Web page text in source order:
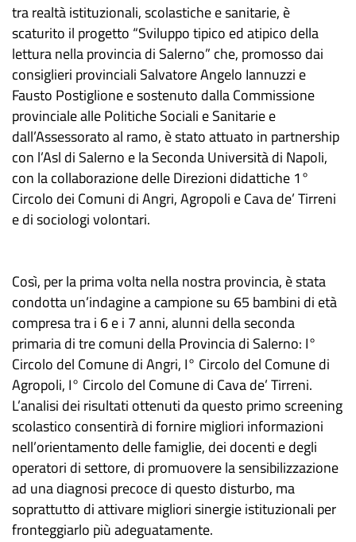
tra realtà istituzionali, scolastiche e sanitarie, è
scaturito il progetto “Sviluppo tipico ed atipico della
lettura nella provincia di Salerno” che, promosso dai
consiglieri provinciali Salvatore Angelo Iannuzzi e
Fausto Postiglione e sostenuto dalla Commissione
provinciale alle Politiche Sociali e Sanitarie e
dall’Assessorato al ramo, è stato attuato in partnership
con l’Asl di Salerno e la Seconda Università di Napoli,
con la collaborazione delle Direzioni didattiche 1°
Circolo dei Comuni di Angri, Agropoli e Cava de’ Tirreni
e di sociologi volontari.
Così, per la prima volta nella nostra provincia, è stata
condotta un’indagine a campione su 65 bambini di età
compresa tra i 6 e i 7 anni, alunni della seconda
primaria di tre comuni della Provincia di Salerno: I°
Circolo del Comune di Angri, I° Circolo del Comune di
Agropoli, I° Circolo del Comune di Cava de’ Tirreni.
L’analisi dei risultati ottenuti da questo primo screening
scolastico consentirà di fornire migliori informazioni
nell’orientamento delle famiglie, dei docenti e degli
operatori di settore, di promuovere la sensibilizzazione
ad una diagnosi precoce di questo disturbo, ma
soprattutto di attivare migliori sinergie istituzionali per
fronteggiarlo più adeguatamente.